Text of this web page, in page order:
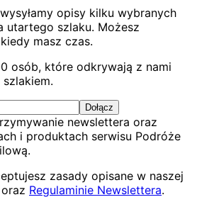
opisy kilku wybranych
utartego szlaku. Możesz
masz czas.
osób, które odkrywają z nami
Dołącz
newslettera oraz
i produktach serwisu Podróże
zasady opisane w naszej
oraz Regulaminie Newslettera.